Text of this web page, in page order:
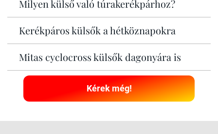
Milyen külső való túrakerékpárhoz?
Kerékpáros külsők a hétköznapokra
Mitas cyclocross külsők dagonyára is
Kérek még!